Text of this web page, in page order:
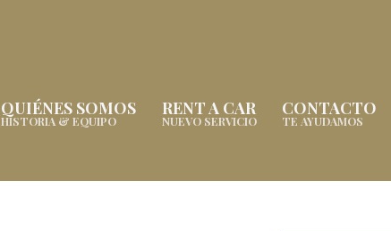
QUIÉNES SOMOS
HISTORIA & EQUIPO
RENT A CAR
NUEVO SERVICIO
CONTACTO
TE AYUDAMOS